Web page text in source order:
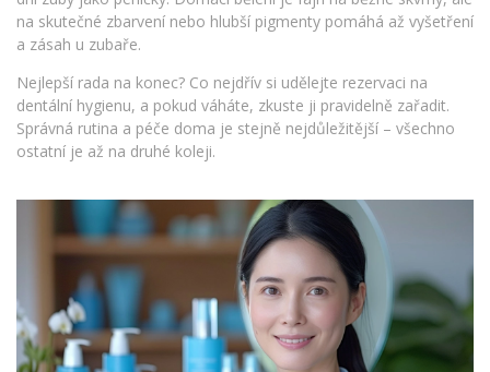
na skutečné zbarvení nebo hlubší pigmenty pomáhá až vyšetření
a zásah u zubaře.
Nejlepší rada na konec? Co nejdřív si udělejte rezervaci na
dentální hygienu, a pokud váháte, zkuste ji pravidelně zařadit.
Správná rutina a péče doma je stejně nejdůležitější – všechno
ostatní je až na druhé koleji.